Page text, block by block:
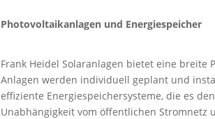
Photovoltaikanlagen und Energiespeicher
Frank Heidel Solaranlagen bietet eine breite
Anlagen werden individuell geplant und
effiziente Energiespeichersysteme, die es
Unabhängigkeit vom öffentlichen Stromnetz